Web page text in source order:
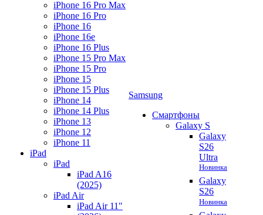
iPhone 16 Pro Max
iPhone 16 Pro
iPhone 16
iPhone 16e
iPhone 16 Plus
iPhone 15 Pro Max
iPhone 15 Pro
iPhone 15
iPhone 15 Plus
iPhone 14
iPhone 14 Plus
iPhone 13
iPhone 12
iPhone 11
iPad
iPad
iPad A16
(2025)
iPad Air
iPad Air 11"
Samsung
Смартфоны
Galaxy S
Galaxy
S26
Ultra
Новинка
Galaxy
S26
Новинка